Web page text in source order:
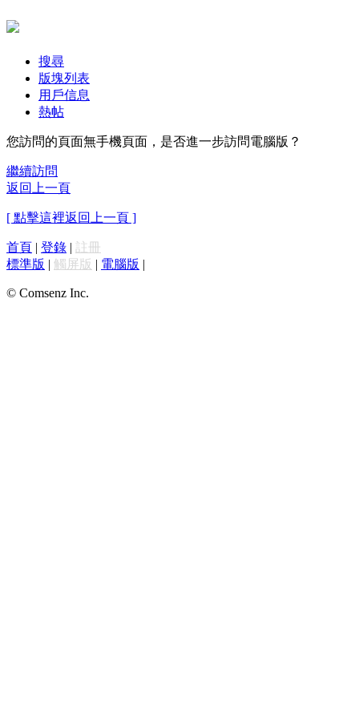
搜尋
版塊列表
用戶信息
熱帖
您訪問的頁面無手機頁面，是否進一步訪問電腦版？
繼續訪問
返回上一頁
[ 點擊這裡返回上一頁 ]
首頁 | 登錄 | 註冊
標準版 | 觸屏版 | 電腦版 |
© Comsenz Inc.